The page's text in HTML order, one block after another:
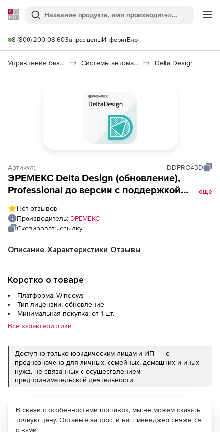
Softline
Поиск
8 (800) 200-08-60Запрос ценыИнферитБлог
Управление бизнесом, CRM/ERP Системы автоматизации Delta Design
Артикул: DDPRO43D
ЭРЕМЕКС Delta Design (обновление),
Professional до версии с поддержкой
сторонней САПР
еще
Нет отзывов
Производитель: ЭРЕМЕКС
Скопировать ссылку
Описание Характеристики Отзывы
Коротко о товаре
Платформа: Windows
Тип лицензии: обновление
Минимальная покупка: от 1 шт.
Все характеристики
Доступно только юридическим лицам и ИП – не
предназначено для личных, семейных, домашних и иных
нужд, не связанных с осуществлением
предпринимательской деятельности
В связи с особенностями поставок, мы не можем сказать
точную цену. Оставьте запрос, и наш менеджер свяжется
с вами